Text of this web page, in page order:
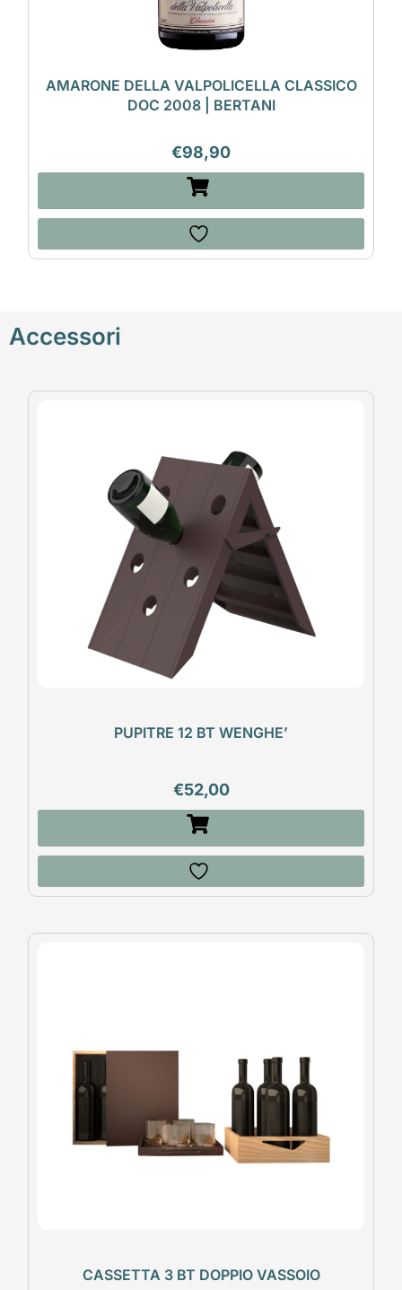
AMARONE DELLA VALPOLICELLA CLASSICO
DOC 2008 | BERTANI
€98,90
Accessori
PUPITRE 12 BT WENGHE’
€52,00
CASSETTA 3 BT DOPPIO VASSOIO